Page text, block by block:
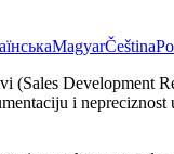
MagyarČeština
Development
i